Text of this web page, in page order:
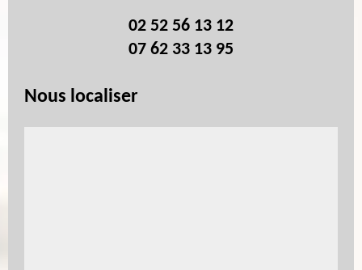
02 52 56 13 12
07 62 33 13 95
Nous localiser